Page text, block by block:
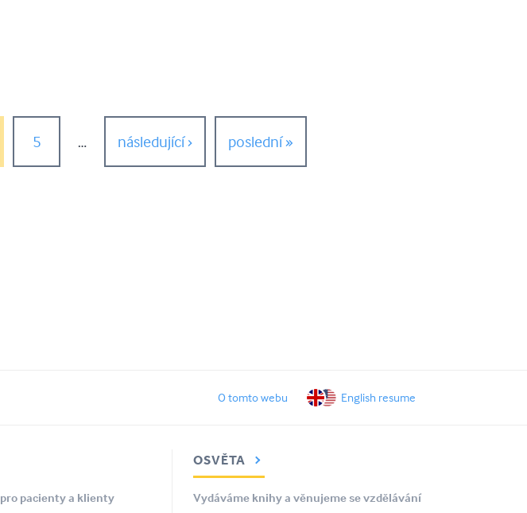
5 … následující › poslední »
O tomto webu English resume
pacienty a klienty
OSVĚTA
Vydáváme knihy a věnujeme se vzdělávání